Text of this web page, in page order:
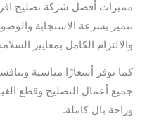
مميزات أفضل شركة تصليح
نتميز بسرعة الاستجابة
والالتزام الكامل بمعايير
كما نوفر أسعارًا مناسبة
جميع أعمال التصليح وقطع
وراحة بال كاملة.